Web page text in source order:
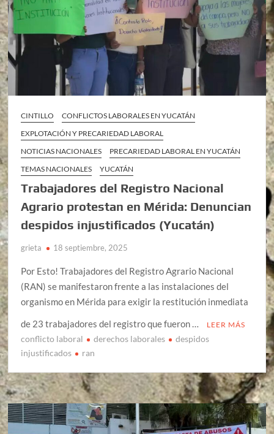
CINTILLO
CONFLICTOS LABORALES EN YUCATÁN
EXPLOTACIÓN Y PRECARIEDAD LABORAL
NOTICIAS NACIONALES
PRECARIEDAD LABORAL EN YUCATÁN
TEMAS NACIONALES
YUCATÁN
Trabajadores del Registro Nacional
Agrario protestan en Mérida: Denuncian
despidos injustificados (Yucatán)
grieta 18 septiembre, 2025
Por Esto! Trabajadores del Registro Agrario Nacional
(RAN) se manifestaron frente a las instalaciones del
organismo en Mérida para exigir la restitución inmediata
de 23 trabajadores del registro que fueron …
LEER MÁS
conflicto laboral derechos laborales
despidos
injustificados
ran